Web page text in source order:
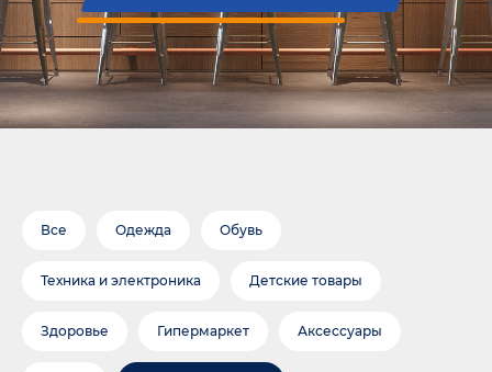
Все Одежда Обувь
Техника и электроника Детские товары
Здоровье Гипермаркет Аксессуары